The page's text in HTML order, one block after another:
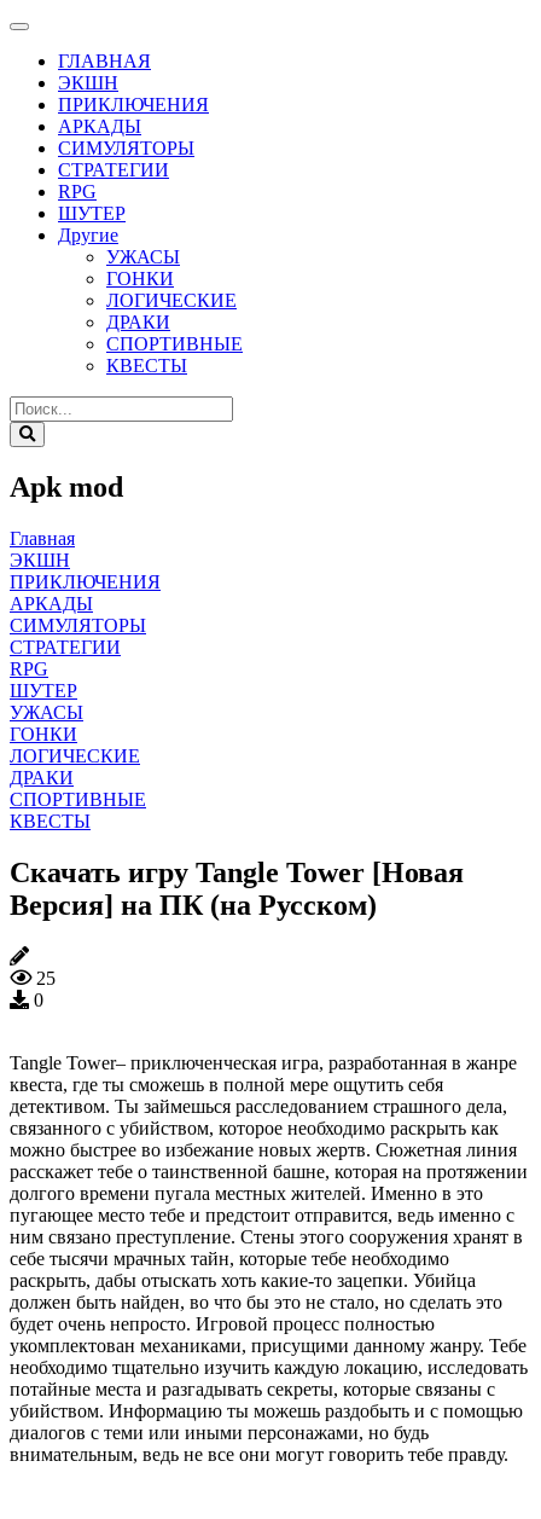
ГЛАВНАЯ
ЭКШН
ПРИКЛЮЧЕНИЯ
АРКАДЫ
СИМУЛЯТОРЫ
СТРАТЕГИИ
RPG
ШУТЕР
Другие
УЖАСЫ
ГОНКИ
ЛОГИЧЕСКИЕ
ДРАКИ
СПОРТИВНЫЕ
КВЕСТЫ
Apk mod
Главная
ЭКШН
ПРИКЛЮЧЕНИЯ
АРКАДЫ
СИМУЛЯТОРЫ
СТРАТЕГИИ
RPG
ШУТЕР
УЖАСЫ
ГОНКИ
ЛОГИЧЕСКИЕ
ДРАКИ
СПОРТИВНЫЕ
КВЕСТЫ
Скачать игру Tangle Tower [Новая
Версия] на ПК (на Русском)
25
0
Tangle Tower– приключенческая игра, разработанная в жанре
квеста, где ты сможешь в полной мере ощутить себя
детективом. Ты займешься расследованием страшного дела,
связанного с убийством, которое необходимо раскрыть как
можно быстрее во избежание новых жертв. Сюжетная линия
расскажет тебе о таинственной башне, которая на протяжении
долгого времени пугала местных жителей. Именно в это
пугающее место тебе и предстоит отправится, ведь именно с
ним связано преступление. Стены этого сооружения хранят в
себе тысячи мрачных тайн, которые тебе необходимо
раскрыть, дабы отыскать хоть какие-то зацепки. Убийца
должен быть найден, во что бы это не стало, но сделать это
будет очень непросто. Игровой процесс полностью
укомплектован механиками, присущими данному жанру. Тебе
необходимо тщательно изучить каждую локацию, исследовать
потайные места и разгадывать секреты, которые связаны с
убийством. Информацию ты можешь раздобыть и с помощью
диалогов с теми или иными персонажами, но будь
внимательным, ведь не все они могут говорить тебе правду.